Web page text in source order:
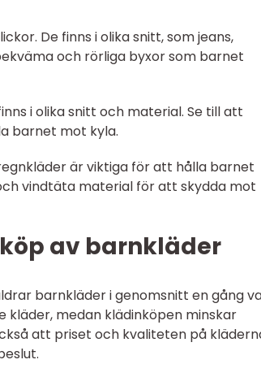
De finns i olika snitt, som jeans,
och rörliga byxor som barnet
i olika snitt och material. Se till att
barnet mot kyla.
är viktiga för att hålla barnet
vindtäta material för att skydda mot
av barnkläder
barnkläder i genomsnitt en gång
medan klädinköpen minskar
att priset och kvaliteten på